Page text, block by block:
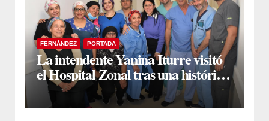
FERNÁNDEZ PORTADA
La intendente Yanina Iturre visitó
el Hospital Zonal tras una histórica
jornada de intervenciones
laparoscópicas